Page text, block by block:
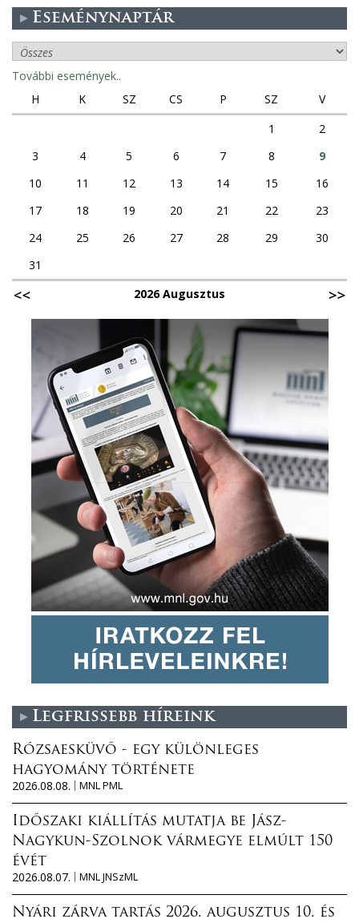
Eseménynaptár
További események..
H
K SZ CS P SZ
V
1
2
3
4 5 6 7 8
9
10
11 12 13 14 15
16
17
18 19 20 21 22
23
24
25 26 27 28 29
30
31
2026 Augusztus
Legfrissebb híreink
Rózsaesküvő - egy különleges
hagyomány története
2026.08.08.
MNL PML
Időszaki kiállítás mutatja be Jász-
Nagykun-Szolnok vármegye elmúlt 150
évét
2026.08.07.
MNL JNSzML
Nyári zárva tartás 2026. augusztus 10. és